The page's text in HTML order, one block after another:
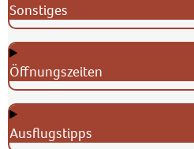
Sonstiges
Öffnungszeiten
Ausflugstipps